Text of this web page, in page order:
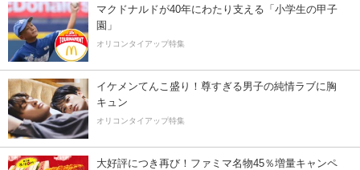
マクドナルドが40年にわたり支える「小学生の甲子
園」
オリコンタイアップ特集
イケメンてんこ盛り！尊すぎる男子の純情ラブに胸
キュン
オリコンタイアップ特集
大好評につき再び！ファミマ名物45％増量キャンペ